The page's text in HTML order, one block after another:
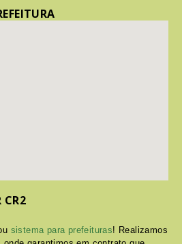
CR2
sistema para prefeituras! Realizamos